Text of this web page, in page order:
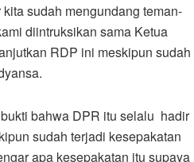
sudah mengundang teman-
diintruksikan sama Ketua
RDP ini meskipun sudah
bahwa DPR itu selalu hadir
sudah terjadi kesepakatan
apa kesepakatan itu supaya